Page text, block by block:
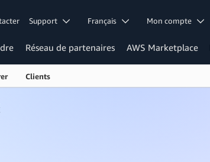
Support Français Mon compte
Réseau de partenaires AWS Marketplace
Clients